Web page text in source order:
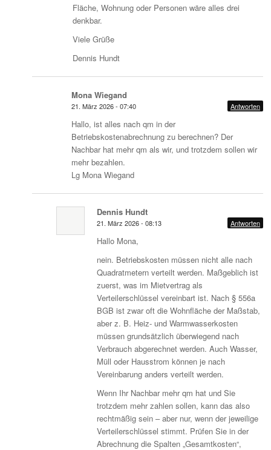
Fläche, Wohnung oder Personen wäre alles drei
denkbar.
Viele Grüße
Dennis Hundt
Mona Wiegand
21. März 2026 - 07:40 Antworten
Hallo, ist alles nach qm in der
Betriebskostenabrechnung zu berechnen? Der
Nachbar hat mehr qm als wir, und trotzdem sollen wir
mehr bezahlen.
Lg Mona Wiegand
Dennis Hundt
21. März 2026 - 08:13 Antworten
Hallo Mona,
nein. Betriebskosten müssen nicht alle nach
Quadratmetern verteilt werden. Maßgeblich ist
zuerst, was im Mietvertrag als
Verteilerschlüssel vereinbart ist. Nach § 556a
BGB ist zwar oft die Wohnfläche der Maßstab,
aber z. B. Heiz- und Warmwasserkosten
müssen grundsätzlich überwiegend nach
Verbrauch abgerechnet werden. Auch Wasser,
Müll oder Hausstrom können je nach
Vereinbarung anders verteilt werden.
Wenn Ihr Nachbar mehr qm hat und Sie
trotzdem mehr zahlen sollen, kann das also
rechtmäßig sein – aber nur, wenn der jeweilige
Verteilerschlüssel stimmt. Prüfen Sie in der
Abrechnung die Spalten „Gesamtkosten“,